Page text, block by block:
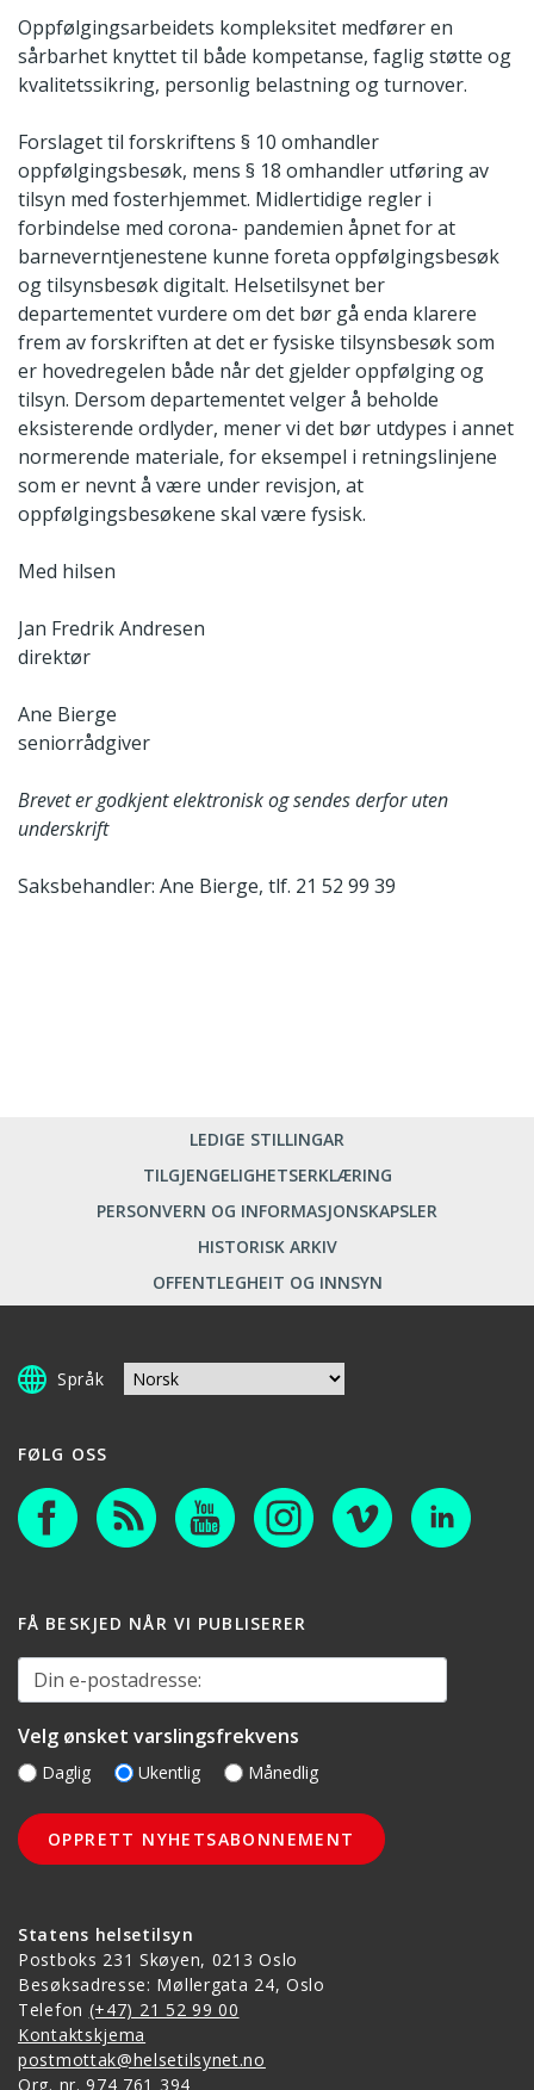
Oppfølgingsarbeidets kompleksitet medfører en
sårbarhet knyttet til både kompetanse, faglig støtte og
kvalitetssikring, personlig belastning og turnover.
Forslaget til forskriftens § 10 omhandler
oppfølgingsbesøk, mens § 18 omhandler utføring av
tilsyn med fosterhjemmet. Midlertidige regler i
forbindelse med corona- pandemien åpnet for at
barneverntjenestene kunne foreta oppfølgingsbesøk
og tilsynsbesøk digitalt. Helsetilsynet ber
departementet vurdere om det bør gå enda klarere
frem av forskriften at det er fysiske tilsynsbesøk som
er hovedregelen både når det gjelder oppfølging og
tilsyn. Dersom departementet velger å beholde
eksisterende ordlyder, mener vi det bør utdypes i annet
normerende materiale, for eksempel i retningslinjene
som er nevnt å være under revisjon, at
oppfølgingsbesøkene skal være fysisk.
Med hilsen
Jan Fredrik Andresen
direktør
Ane Bierge
seniorrådgiver
Brevet er godkjent elektronisk og sendes derfor uten
underskrift
Saksbehandler: Ane Bierge, tlf. 21 52 99 39
LEDIGE STILLINGAR
TILGJENGELIGHETSERKLÆRING
PERSONVERN OG INFORMASJONSKAPSLER
HISTORISK ARKIV
OFFENTLEGHEIT OG INNSYN
Språk
Statens helsetilsyn
Postboks 231 Skøyen, 0213 Oslo
Besøksadresse: Møllergata 24, Oslo
Telefon (+47) 21 52 99 00
Kontaktskjema
postmottak@helsetilsynet.no
Org. nr. 974 761 394
FØLG OSS
FÅ BESKJED NÅR VI PUBLISERER
Din e-postadresse:
Velg ønsket varslingsfrekvens
Daglig Ukentlig Månedlig